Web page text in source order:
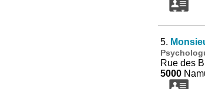
5.
Rue des
5000